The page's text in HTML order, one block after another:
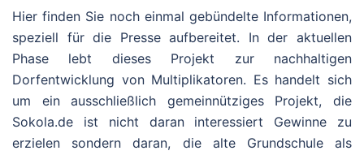
Hier finden Sie noch einmal gebündelte Informationen,
speziell für die Presse aufbereitet. In der aktuellen
Phase lebt dieses Projekt zur nachhaltigen
Dorfentwicklung von Multiplikatoren. Es handelt sich
um ein ausschließlich gemeinnütziges Projekt, die
Sokola.de ist nicht daran interessiert Gewinne zu
erzielen sondern daran, die alte Grundschule als